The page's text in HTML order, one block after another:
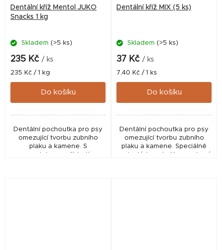
Dentální kříž Mentol JUKO
Snacks 1 kg
Skladem (>5 ks)
235 Kč / ks
Měrná
cena:
235 Kč / 1 kg
Do košíku
Dentální pochoutka pro psy
omezující tvorbu zubního
plaku a kamene. S
mentolovou příchutí.
Dentální kříž MIX (5 ks)
Skladem (>5 ks)
37 Kč / ks
Měrná
cena:
7,40 Kč / 1 ks
Do košíku
Dentální pochoutka pro psy
omezující tvorbu zubního
plaku a kamene. Speciálně
vyvinutý tvar do X pro zdravý